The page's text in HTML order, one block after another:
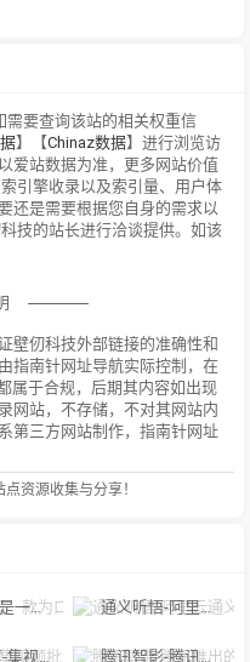
需要查询该站的相关权重信
】【Chinaz数据】进行浏览访
爱站数据为准，更多网站价值
引擎收录以及索引量、用户体
还是需要根据您自身的需求以
技的站长进行洽谈提供。如该
壁仞科技外部链接的准确性和
指南针网址导航实际控制，在
属于合规，后期其内容如出现
网站，不存储，不对其网站内
第三方网站制作，指南针网址
资源收集与分享！
的智能拍摄工具 通义听悟-阿里云通义听悟是聚焦音视频内容的工作学习AI助手
成等短视频运营功能于一 腾讯智影-腾讯推出的在线智能视频创作平台